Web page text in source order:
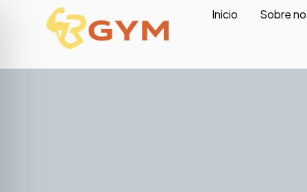
Inicio Sobre